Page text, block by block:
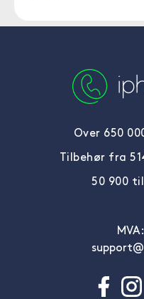
Over 650
Tilbehør fra
50 900